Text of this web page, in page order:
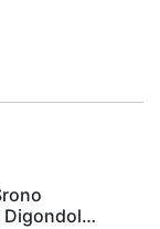
Digondol…